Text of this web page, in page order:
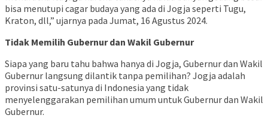
bisa menutupi cagar budaya yang ada di Jogja seperti Tugu,
Kraton, dll,” ujarnya pada Jumat, 16 Agustus 2024.
Tidak Memilih Gubernur dan Wakil Gubernur
Siapa yang baru tahu bahwa hanya di Jogja, Gubernur dan Wakil
Gubernur langsung dilantik tanpa pemilihan? Jogja adalah
provinsi satu-satunya di Indonesia yang tidak
menyelenggarakan pemilihan umum untuk Gubernur dan Wakil
Gubernur.